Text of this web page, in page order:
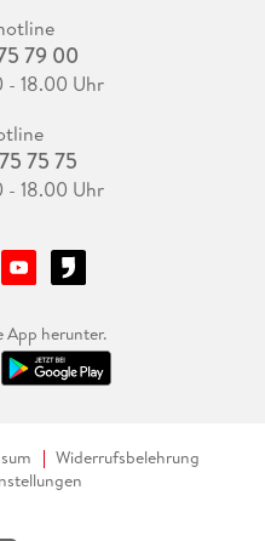
79 00
- 18.00 Uhr
75 75
- 18.00 Uhr
App herunter.
Widerrufsbelehrung